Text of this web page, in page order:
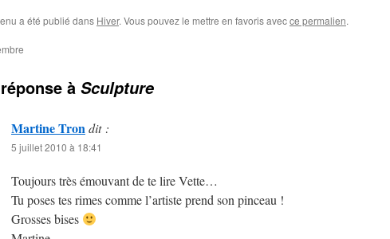
a été publié dans Hiver. Vous pouvez le mettre en favoris avecce permalien.
à Sculpture
Martine Trondit :
5 juillet 2010 à 18:41
Toujours très émouvant de te lire Vette…
Tu poses tes rimes comme l’artiste prend son pinceau !
Grosses bises